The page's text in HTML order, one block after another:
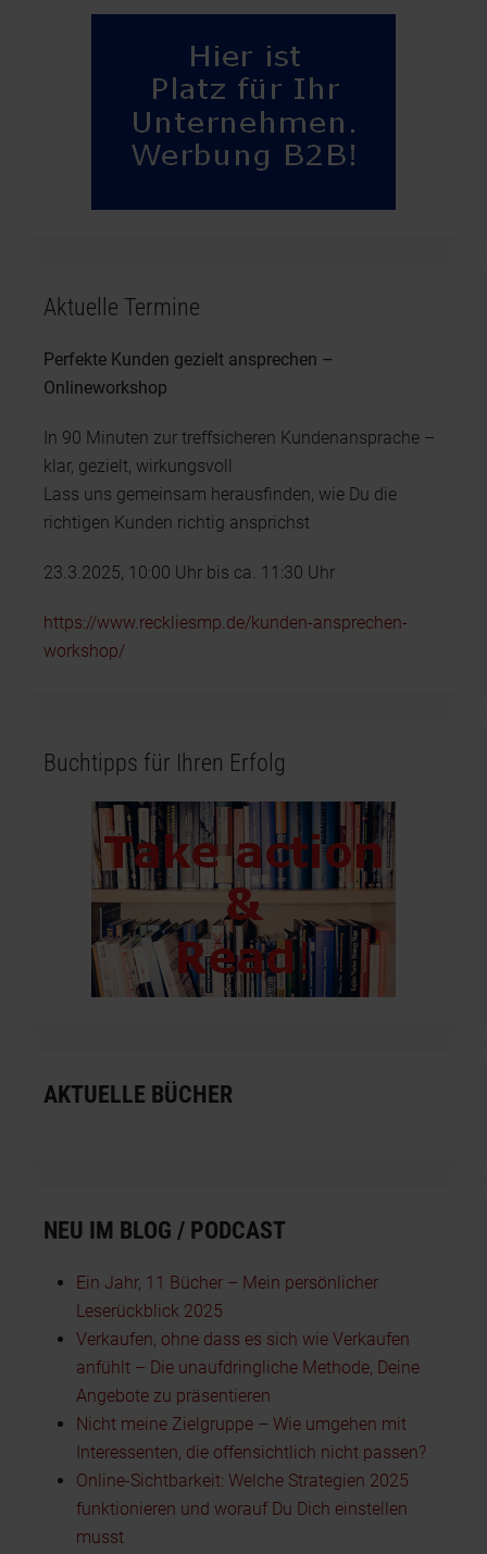
Aktuelle Termine
Perfekte Kunden gezielt ansprechen –
Onlineworkshop
In 90 Minuten zur treffsicheren Kundenansprache –
klar, gezielt, wirkungsvoll
Lass uns gemeinsam herausfinden, wie Du die
richtigen Kunden richtig ansprichst
23.3.2025, 10:00 Uhr bis ca. 11:30 Uhr
https://www.reckliesmp.de/kunden-ansprechen-
workshop/
Buchtipps für Ihren Erfolg
AKTUELLE BÜCHER
NEU IM BLOG / PODCAST
Ein Jahr, 11 Bücher – Mein persönlicher
Leserückblick 2025
Verkaufen, ohne dass es sich wie Verkaufen
anfühlt – Die unaufdringliche Methode, Deine
Angebote zu präsentieren
Nicht meine Zielgruppe – Wie umgehen mit
Interessenten, die offensichtlich nicht passen?
Online-Sichtbarkeit: Welche Strategien 2025
funktionieren und worauf Du Dich einstellen
musst